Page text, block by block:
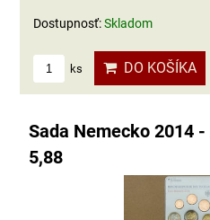
Dostupnosť:Skladom
ks DO KOŠÍKA
Sada Nemecko 2014 -
5,88